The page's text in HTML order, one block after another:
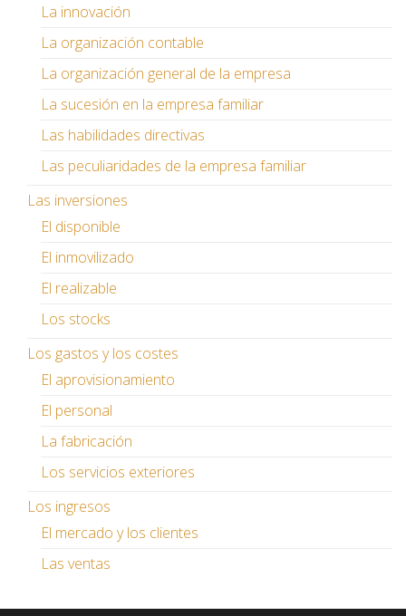
La innovación
La organización contable
La organización general de la empresa
La sucesión en la empresa familiar
Las habilidades directivas
Las peculiaridades de la empresa familiar
Las inversiones
El disponible
El inmovilizado
El realizable
Los stocks
Los gastos y los costes
El aprovisionamiento
El personal
La fabricación
Los servicios exteriores
Los ingresos
El mercado y los clientes
Las ventas